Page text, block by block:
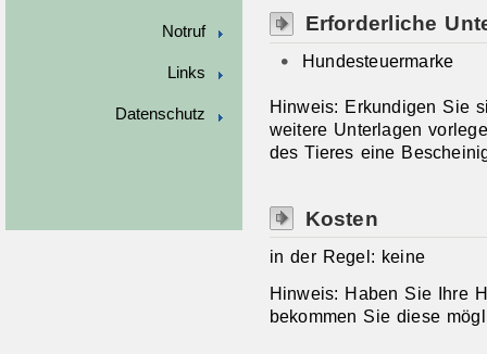
Notruf
Links
Datenschutz
Erforderliche
Hundesteuermarke
Hinweis: Erkundigen Sie
weitere Unterlagen
des Tieres eine
Kosten
in der Regel: keine
Hinweis: Haben Sie Ihre
bekommen Sie diese